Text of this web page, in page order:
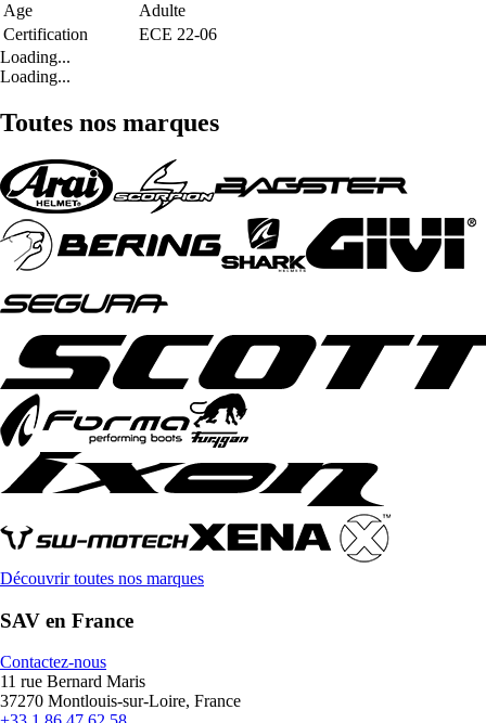
Age
Adulte
Certification
ECE 22-06
Loading...
Loading...
Toutes nos marques
Découvrir toutes nos marques
SAV en France
Contactez-nous
11 rue Bernard Maris
37270 Montlouis-sur-Loire, France